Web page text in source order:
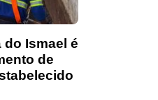
do Ismael é
de